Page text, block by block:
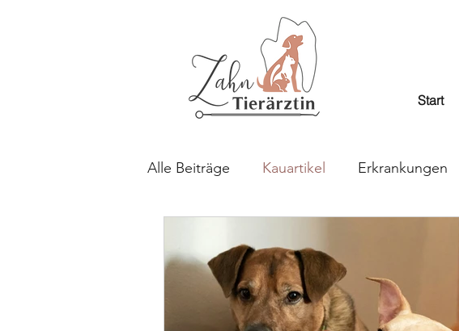
Start
Alle Beiträge Kauartikel Erkrankungen